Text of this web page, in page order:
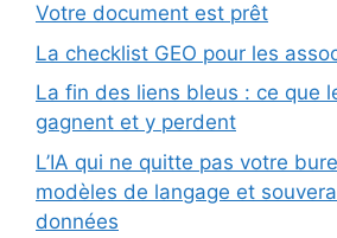
Votre document est prêt
La checklist GEO pour les
La fin des liens bleus : ce que
gagnent et y perdent
L’IA qui ne quitte pas votre
modèles de langage et
données